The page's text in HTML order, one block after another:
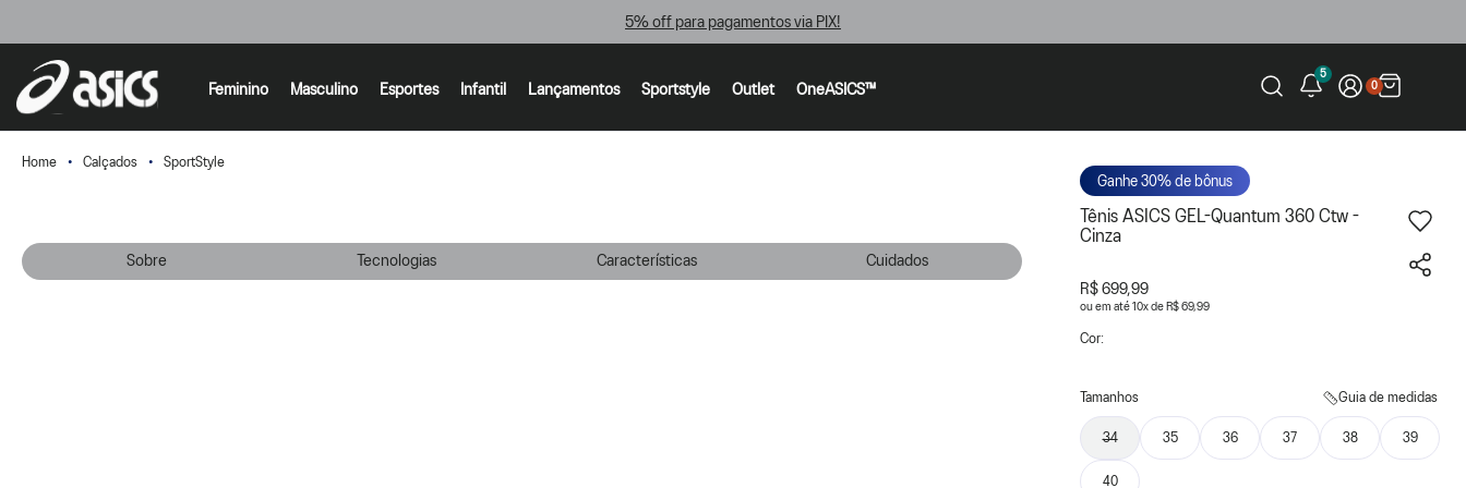
5% off para pagamentos via PIX!
Feminino Masculino Esportes Infantil Lançamentos Sportstyle Outlet OneASICS™
5
0
Calçados SportStyle
Sobre Tecnologias Características Cuidados
Ganhe 30% de bônus
Tênis ASICS GEL-Quantum 360 Ctw -
Cinza
R$ 699,99
ou 10x de R$ 69,99
Cor:
Tamanhos Guia de medidas
34 35 36 37 38 39
40